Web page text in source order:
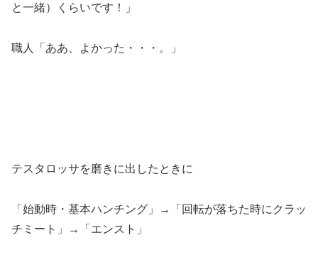
と一緒）くらいです！」
職人「ああ、よかった・・・。」
テスタロッサを磨きに出したときに
「始動時・基本ハンチング」→「回転が落ちた時にクラッ
チミート」→「エンスト」